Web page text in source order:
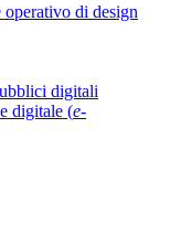
operativo di design
digitali
digitale (e-